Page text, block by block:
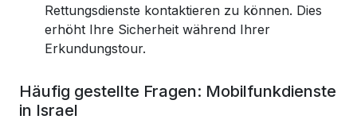
Rettungsdienste kontaktieren zu können. Dies
erhöht Ihre Sicherheit während Ihrer
Erkundungstour.
Häufig gestellte Fragen: Mobilfunkdienste
in Israel